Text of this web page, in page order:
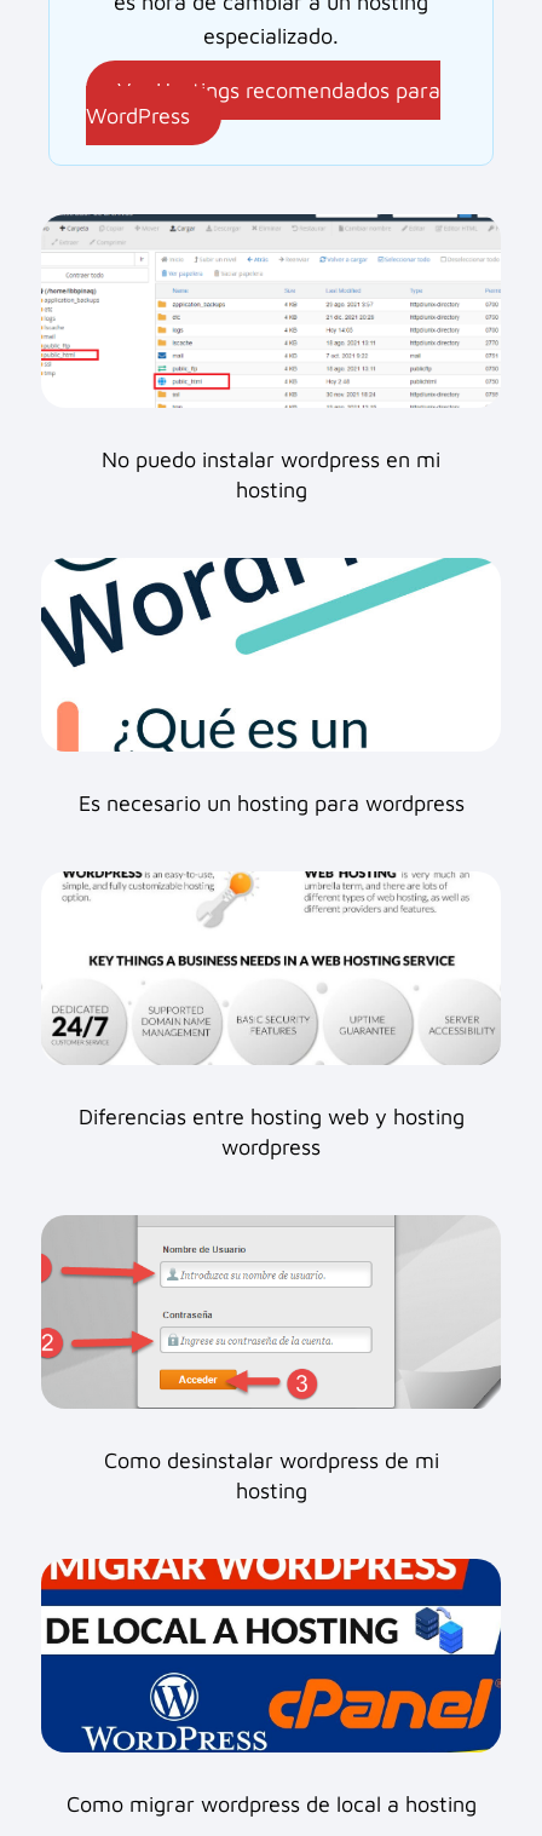
especializado.
Ver Hostings recomendados para
WordPress
No puedo instalar wordpress en mi
hosting
Es necesario un hosting para wordpress
Diferencias entre hosting web y hosting
wordpress
Como desinstalar wordpress de mi
hosting
Como migrar wordpress de local a hosting